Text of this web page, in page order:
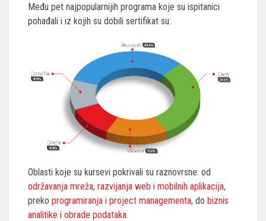
Među pet najpopularnijih programa koje su ispitanici
pohađali i iz kojih su dobili sertifikat su:
Oblasti koje su kursevi pokrivali su raznovrsne: od
održavanja mreža, razvijanja web i mobilnih aplikacija,
preko programiranja i project managementa, do biznis
analitike i obrade podataka.